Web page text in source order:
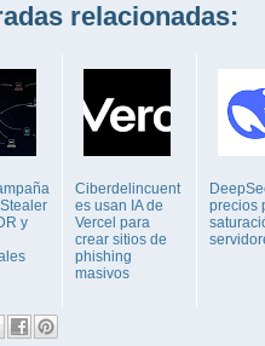
relacionadas:
y
Ciberdelincuent
es usan IA de
Vercel para
crear sitios de
phishing
masivos
precios